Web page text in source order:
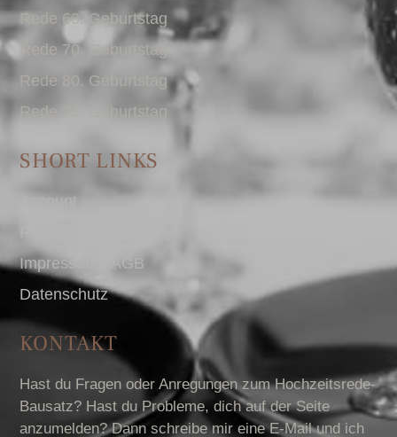
Rede 60. Geburtstag
Rede 70. Geburtstag
Rede 80. Geburtstag
Rede 90. Geburtstag
SHORT LINKS
Account
Impressum I AGB
Datenschutz
KONTAKT
Hast du Fragen oder Anregungen zum Hochzeitsrede-
Bausatz? Hast du Probleme, dich auf der Seite
anzumelden? Dann schreibe mir eine E-Mail und ich